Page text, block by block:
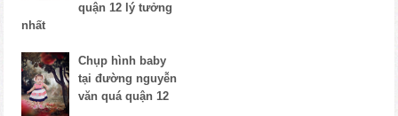
quận 12 lý tưởng
nhất
Chụp hình baby
tại đường nguyễn
văn quá quận 12